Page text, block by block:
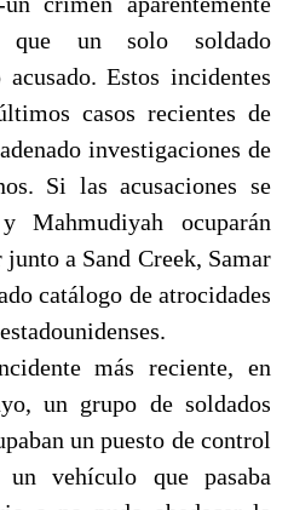
que un solo soldado
Estos incidentes
casos recientes de
investigaciones de
Si las acusaciones se
Mahmudiyah ocuparán
a Sand Creek, Samar
catálogo de atrocidades
más reciente, en
un grupo de soldados
un puesto de control
vehículo que pasaba